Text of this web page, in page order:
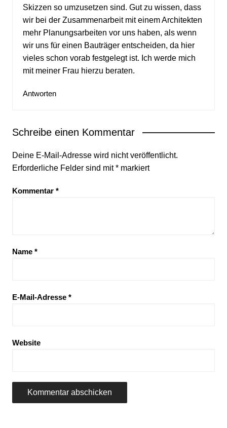
Skizzen so umzusetzen sind. Gut zu wissen, dass
wir bei der Zusammenarbeit mit einem Architekten
mehr Planungsarbeiten vor uns haben, als wenn
wir uns für einen Bauträger entscheiden, da hier
vieles schon vorab festgelegt ist. Ich werde mich
mit meiner Frau hierzu beraten.
Antworten
Schreibe einen Kommentar
Deine E-Mail-Adresse wird nicht veröffentlicht.
Erforderliche Felder sind mit*markiert
Kommentar *
Name *
E-Mail-Adresse *
Website